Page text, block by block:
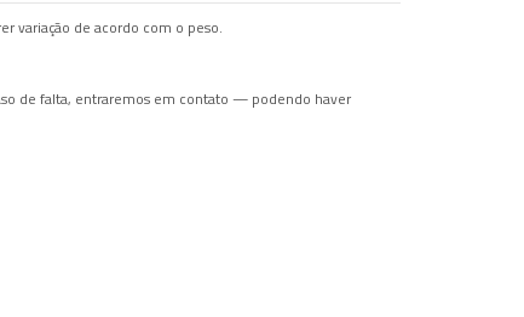
variação de acordo com o peso.
de falta, entraremos em contato — podendo haver